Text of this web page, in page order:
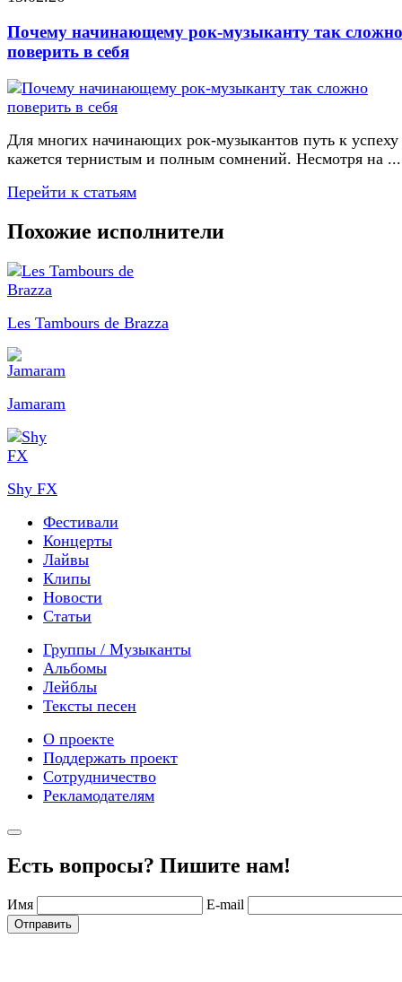
Почему начинающему рок-музыканту так сложно
поверить в себя
Для многих начинающих рок-музыкантов путь к успеху
кажется тернистым и полным сомнений. Несмотря на ...
Перейти к статьям
Похожие исполнители
Les Tambours de Brazza
Jamaram
Shy FX
Фестивали
Концерты
Лайвы
Клипы
Новости
Статьи
Группы / Музыканты
Альбомы
Лейблы
Тексты песен
О проекте
Поддержать проект
Сотрудничество
Рекламодателям
Есть вопросы? Пишите нам!
Имя E-mail